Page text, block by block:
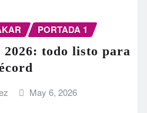
PORTADA 1
todo listo para
May 6, 2026